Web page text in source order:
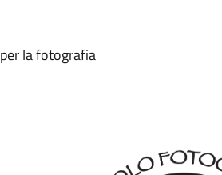
la fotografia